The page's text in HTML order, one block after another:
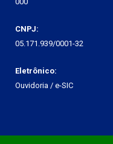
CNPJ:
05.171.939/0001-32
Eletrônico:
Ouvidoria / e-SIC